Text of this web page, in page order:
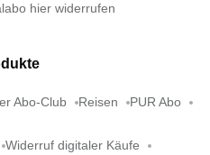
hier widerrufen
Abo-Club Reisen PUR Abo
Widerruf digitaler Käufe